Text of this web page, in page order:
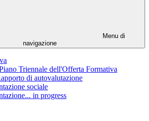
Menu di
navigazione
Triennale dell'Offerta Formativa
di autovalutazione
sociale
in progress